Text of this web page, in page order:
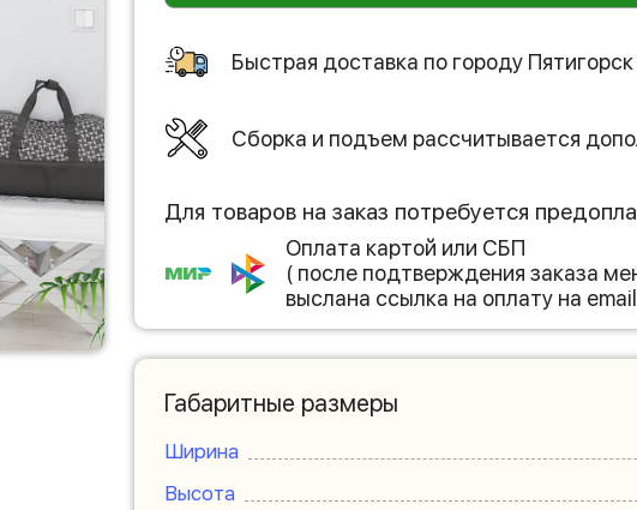
Быстрая доставка по городу Пятигорск
Сборка и подъем рассчитывается
Для товаров на заказ потребуется
Оплата картой или СБП
( после подтверждения заказа
выслана ссылка на оплату на
Габаритные размеры
Ширина
Высота